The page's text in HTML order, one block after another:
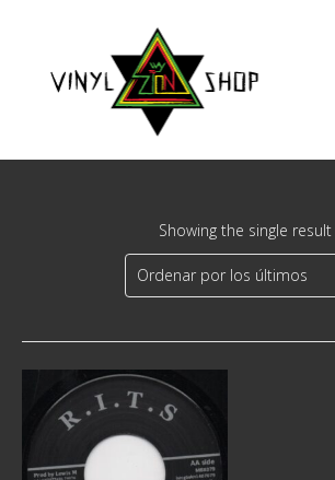
Showing the single result